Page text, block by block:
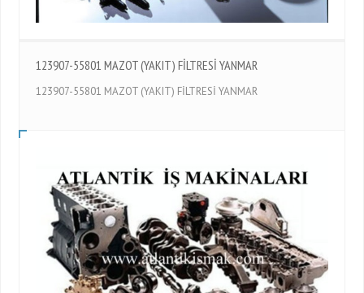
123907-55801 MAZOT (YAKIT) FİLTRESİ YANMAR
123907-55801 MAZOT (YAKIT) FİLTRESİ YANMAR